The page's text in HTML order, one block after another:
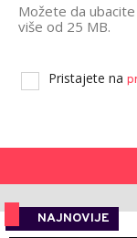
Možete da
više od 25 MB.
Pristajete na
NAJNOVIJE